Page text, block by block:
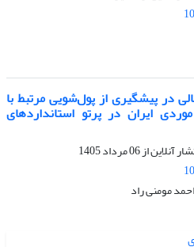
در پیشگیری از پول‌شویی مرتبط با
ایران در پرتو استانداردهای
آنلاین از06 مرداد 1405
مومنی راد